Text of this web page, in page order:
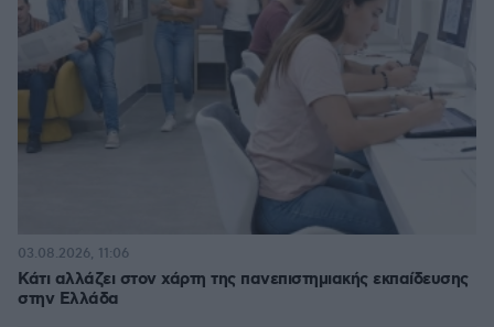
Κάτι αλλάζει στον χάρτη της πανεπιστημιακής εκπαίδευσης
στην Ελλάδα
03.08.2026, 11:06